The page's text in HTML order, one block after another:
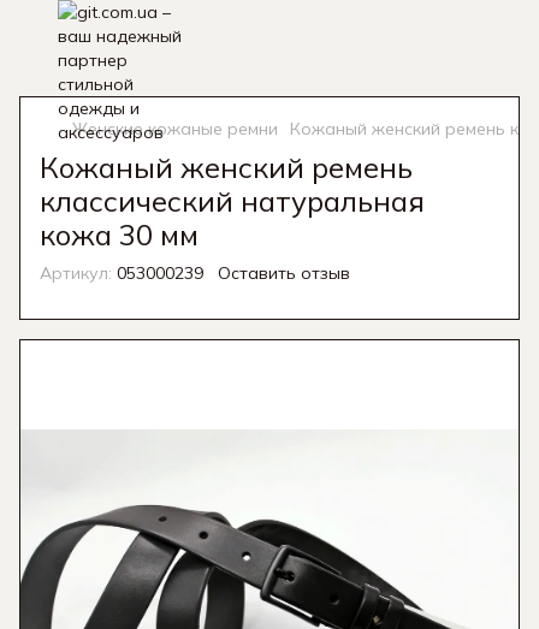
Женские кожаные ремни Кожаный женский ремень
Кожаный женский ремень
классический натуральная
кожа 30 мм
Артикул: 053000239 Оставить отзыв